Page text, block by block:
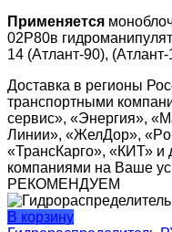
Применяется
02P80в
14 (Атлант-90),
Доставка в регионы
транспортными
сервис», «Энергия»,
Линии», «ЖелДор»,
«ТрансКарго», «КИТ» и
компаниями на Ваше
РЕКОМЕНДУЕМ
В корзину